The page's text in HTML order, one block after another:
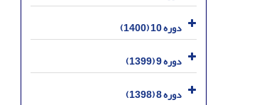
دوره 10 (1400)
دوره 9 (1399)
دوره 8 (1398)